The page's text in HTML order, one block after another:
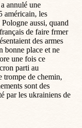
annulé une
américain, les
aussi, quand
de faire frmer
des armes
bonne place et ne
une fois ce
parti au
trompe de chemin,
sont des
par les ukrainiens de